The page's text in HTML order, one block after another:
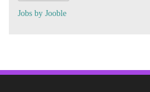
Jobs by Jooble